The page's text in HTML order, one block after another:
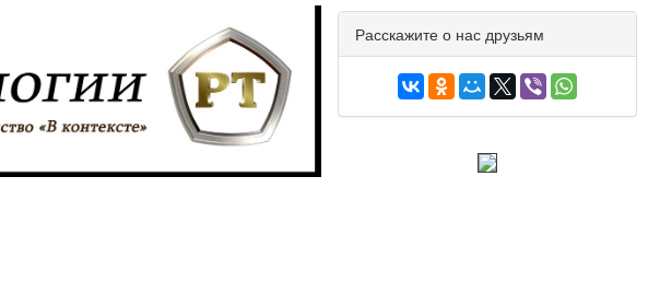
Расскажите о нас друзьям